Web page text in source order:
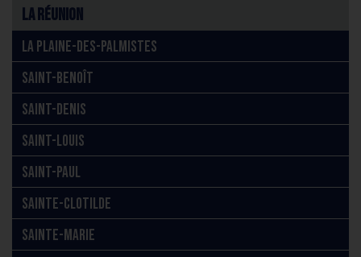
La Réunion
LA PLAINE-DES-PALMISTES
SAINT-BENOÎT
SAINT-DENIS
SAINT-LOUIS
SAINT-PAUL
SAINTE-CLOTILDE
SAINTE-MARIE